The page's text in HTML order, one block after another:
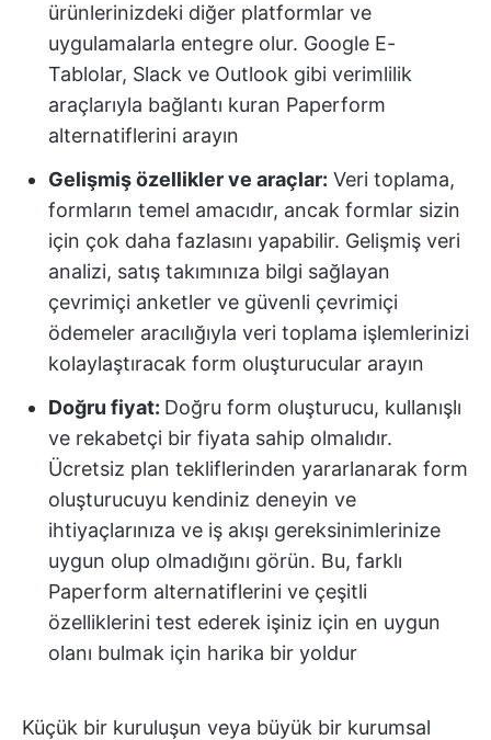
ürünlerinizdeki diğer platformlar ve
uygulamalarla entegre olur. Google E-
Tablolar, Slack ve Outlook gibi verimlilik
araçlarıyla bağlantı kuran Paperform
alternatiflerini arayın
Gelişmiş özellikler ve araçlar: Veri toplama,
formların temel amacıdır, ancak formlar sizin
için çok daha fazlasını yapabilir. Gelişmiş veri
analizi, satış takımınıza bilgi sağlayan
çevrimiçi anketler ve güvenli çevrimiçi
ödemeler aracılığıyla veri toplama işlemlerinizi
kolaylaştıracak form oluşturucular arayın
Doğru fiyat: Doğru form oluşturucu, kullanışlı
ve rekabetçi bir fiyata sahip olmalıdır.
Ücretsiz plan tekliflerinden yararlanarak form
oluşturucuyu kendiniz deneyin ve
ihtiyaçlarınıza ve iş akışı gereksinimlerinize
uygun olup olmadığını görün. Bu, farklı
Paperform alternatiflerini ve çeşitli
özelliklerini test ederek işiniz için en uygun
olanı bulmak için harika bir yoldur
Küçük bir kuruluşun veya büyük bir kurumsal